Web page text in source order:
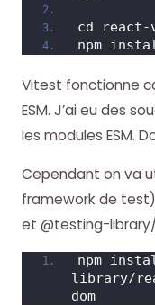
cd react-
npm
Vitest fonctionne
ESM. J’ai eu des
les modules ESM.
Cependant on va
framework de
et @testing-
npm
library/
dom